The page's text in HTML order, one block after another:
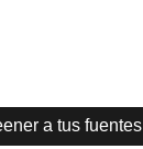
a tus fuentes